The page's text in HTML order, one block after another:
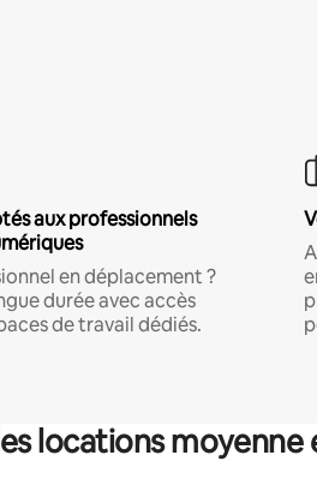
aux professionnels
en déplacement ?
durée avec accès
de travail dédiés.
locations